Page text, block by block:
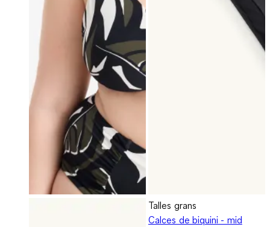
Talles grans
Calces de biquini - mid